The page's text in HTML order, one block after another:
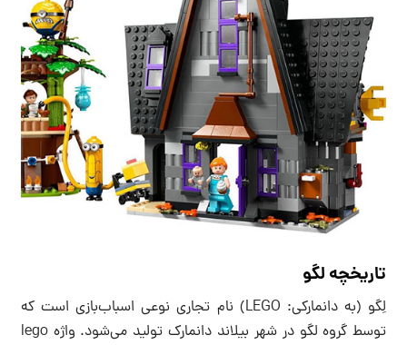
تاریخچه لگو
لِگو (به دانمارکی: LEGO) نام تجاری نوعی اسباب‌بازی است که
توسط گروه لگو در شهر بیلاند دانمارک تولید می‌شود. واژه lego